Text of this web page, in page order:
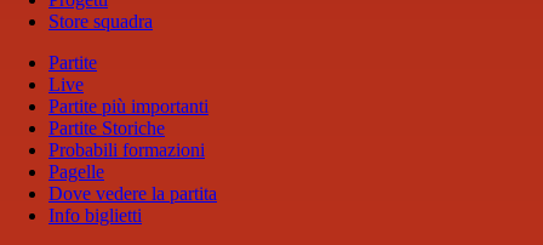
Store squadra
Partite
Live
Partite più importanti
Partite Storiche
Probabili formazioni
Pagelle
Dove vedere la partita
Info biglietti